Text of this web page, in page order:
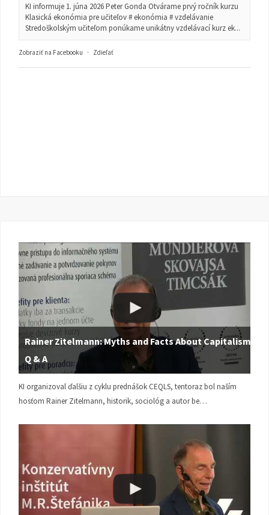
KI informuje 1. júna 2026 Peter Gonda Otvárame prvý ročník kurzu
Klasická ekonómia pre učiteľov # ekonómia # vzdelávanie
Stredoškolským učiteľom ponúkame unikátny vzdelávací kurz ek...
Zobraziť na Facebooku · Zdieľať
Rainer Zitelmann: Myths and Facts About Capitalism |
Q & A
KI organizoval ďalšiu z cyklu prednášok CEQLS, tentoraz bol naším
hosťom Rainer Zitelmann, historik, sociológ a autor be…